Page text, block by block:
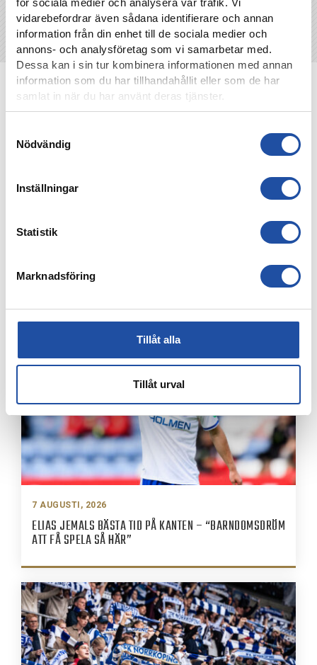
för sociala medier och analysera vår trafik. Vi
vidarebefordrar även sådana identifierare och annan
information från din enhet till de sociala medier och
annons- och analysföretag som vi samarbetar med.
Dessa kan i sin tur kombinera informationen med annan
information som du har tillhandahållit eller som de har
samlat in när du har använt deras tjänster.
Nödvändig
Inställningar
Statistik
Marknadsföring
Tillåt alla
Tillåt urval
NYHETER
8 AUGUSTI, 2026
7 AUGUSTI, 2026
ELIAS JEMALS BÄSTA TID PÅ KANTEN – “BARNDOMSDRÖM
ATT FÅ SPELA SÅ HÄR”